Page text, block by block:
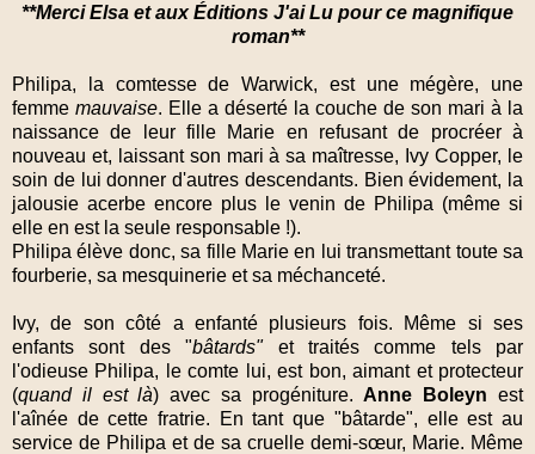
**Merci Elsa et aux Éditions J'ai Lu pour ce magnifique
roman**
Philipa, la comtesse de Warwick, est une mégère, une
femme mauvaise. Elle a déserté la couche de son mari à la
naissance de leur fille Marie en refusant de procréer à
nouveau et, laissant son mari à sa maîtresse, Ivy Copper, le
soin de lui donner d'autres descendants. Bien évidement, la
jalousie acerbe encore plus le venin de Philipa (même si
elle en est la seule responsable !).
Philipa élève donc, sa fille Marie en lui transmettant toute sa
fourberie, sa mesquinerie et sa méchanceté.
Ivy, de son côté a enfanté plusieurs fois. Même si ses
enfants sont des "bâtards" et traités comme tels par
l'odieuse Philipa, le comte lui, est bon, aimant et protecteur
(quand il est là) avec sa progéniture.Anne Boleyn est
l'aînée de cette fratrie. En tant que "bâtarde", elle est au
service de Philipa et de sa cruelle demi-sœur, Marie. Même